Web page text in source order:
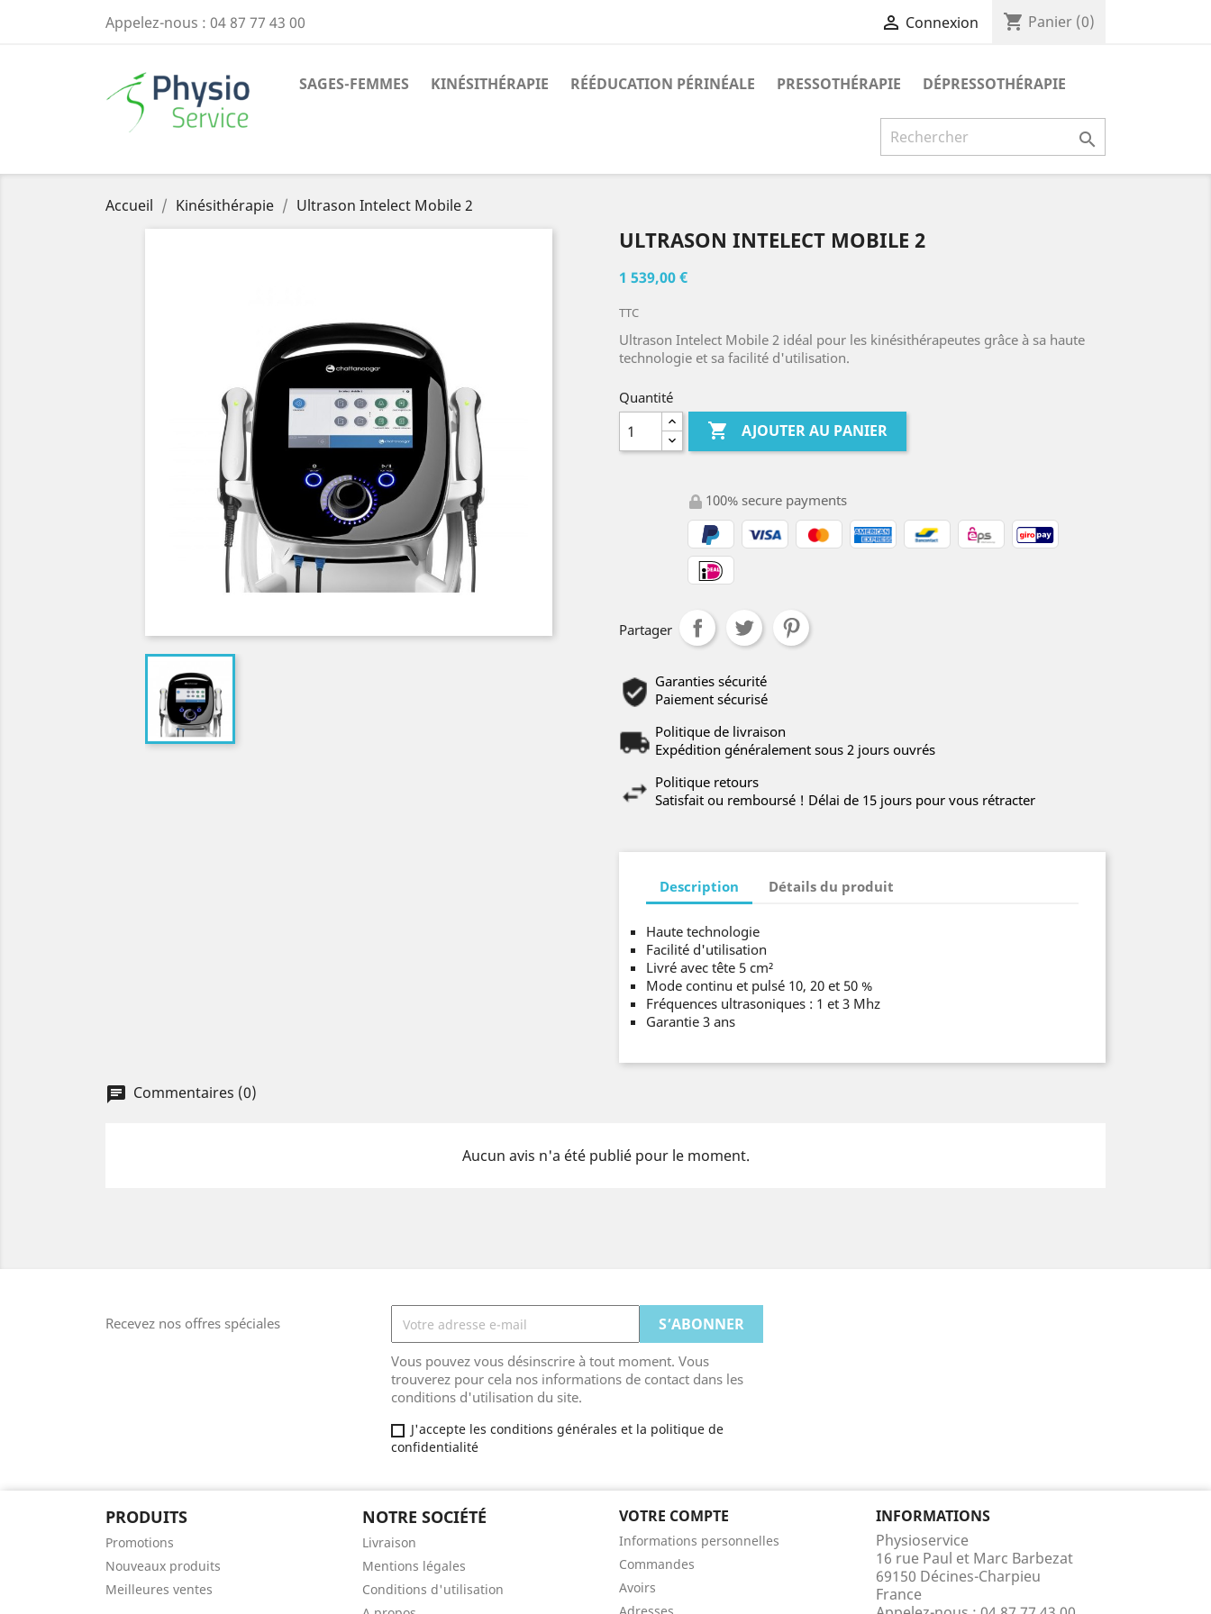
Appelez-nous : 04 87 77 43 00  Connexion shopping_cart Panier (0)
SAGES-FEMMES KINÉSITHÉRAPIE RÉÉDUCATION PÉRINÉALE PRESSOTHÉRAPIE DÉPRESSOTHÉRAPIE

Accueil Kinésithérapie Ultrason Intelect Mobile 2
ULTRASON INTELECT MOBILE 2
1 539,00 €
TTC
Ultrason Intelect Mobile 2 idéal pour les kinésithérapeutes grâce à sa haute
technologie et sa facilité d'utilisation.
Quantité
 AJOUTER AU PANIER
100% secure payments
Partager
Garanties sécurité
Paiement sécurisé
Politique de livraison
Expédition généralement sous 2 jours ouvrés
Politique retours
Satisfait ou remboursé ! Délai de 15 jours pour vous rétracter
Description Détails du produit
Haute technologie
Facilité d'utilisation
Livré avec tête 5 cm²
Mode continu et pulsé 10, 20 et 50 %
Fréquences ultrasoniques : 1 et 3 Mhz
Garantie 3 ans
chat Commentaires (0)
Aucun avis n'a été publié pour le moment.
Recevez nos offres spéciales
Vous pouvez vous désinscrire à tout moment. Vous
trouverez pour cela nos informations de contact dans les
conditions d'utilisation du site.
J'accepte les conditions générales et la politique de
confidentialité
PRODUITS
Promotions
Nouveaux produits
Meilleures ventes
NOTRE SOCIÉTÉ
Livraison
Mentions légales
Conditions d'utilisation
VOTRE COMPTE
Informations personnelles
Commandes
Avoirs
INFORMATIONS
Physioservice
16 rue Paul et Marc Barbezat
69150 Décines-Charpieu
France